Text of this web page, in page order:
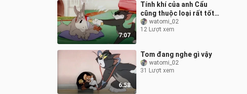
7:07
Tính khí của anh Cẩu
cũng thuộc loại rất tốt
rồi, không tin thì xem đi
watomi_02
12 Lượt xem
6:58
Tom đang nghe gì vậy
watomi_02
31 Lượt xem